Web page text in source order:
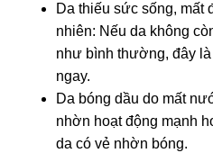
Da thiếu sức sống, mất
nhiên: Nếu da không
như bình thường, đây
ngay.
Da bóng dầu do mất
nhờn hoạt động mạnh
da có vẻ nhờn bóng.